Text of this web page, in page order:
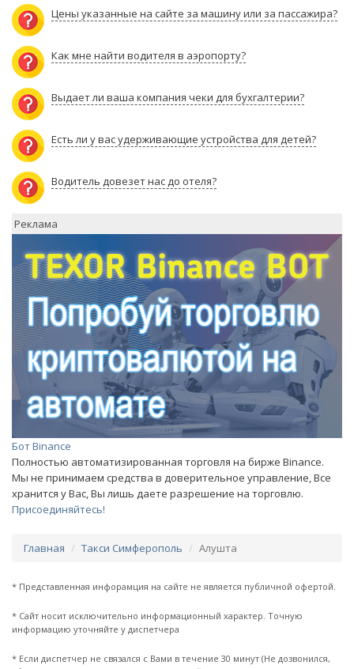
Цены указанные на сайте за машину или за пассажира?
Как мне найти водителя в аэропорту?
Выдает ли ваша компания чеки для бухгалтерии?
Есть ли у вас удерживающие устройства для детей?
Водитель довезет нас до отеля?
Реклама
Бот Binance
Полностью автоматизированная торговля на бирже Binance.
Мы не принимаем средства в доверительное управление, Все
хранится у Вас, Вы лишь даете разрешение на торговлю.
Присоединяйтесь!
Главная Такси Симферополь Алушта
* Представленная инфорамция на сайте не является публичной офертой.
* Сайт носит исключительно информационный характер. Точную
информацию уточняйте у диспетчера
* Если диспетчер не связался с Вами в течение 30 минут (Не дозвонился,